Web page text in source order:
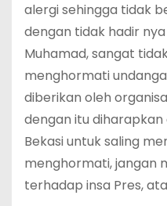
alergi sehingga tidak
dengan tidak hadir
Muhamad, sangat
menghormati
diberikan oleh
dengan itu
Bekasi untuk saling
menghormati, jangan
terhadap insa Pres,